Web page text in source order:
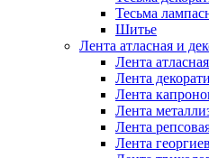
Тесьма
Шитье
Лента атласная и
Лента атласная
Лента
Лента
Лента
Лента
Лента